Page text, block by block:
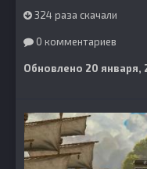
324 раза скачали
0 комментариев
Обновлено 20 января,